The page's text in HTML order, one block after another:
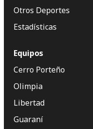
Otros Deportes
Estadísticas
Equipos
Cerro Porteño
Olimpia
Libertad
Guaraní